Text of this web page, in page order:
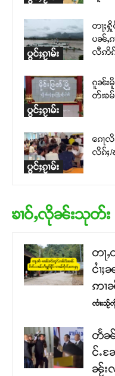
ပွင်ႈၵႂၢမ်း
တႃႈႁိူ
ပၼ်ႇ
လီဢိၵ်
ပွင်ႈၵႂၢမ်း
ၵူၼ်း
တ်းၶ
ပွင်ႈၵႂၢမ်း
ၵေႃ
လိၵ်ႈ/
ၶၢဝ်ႇလိုၼ်းသုတ်း
တႃ
ငၢႆ
ဢၢ
ၸၢႆးသႂ်
တႅၼ်
င်ႉ
ၼႂ်း